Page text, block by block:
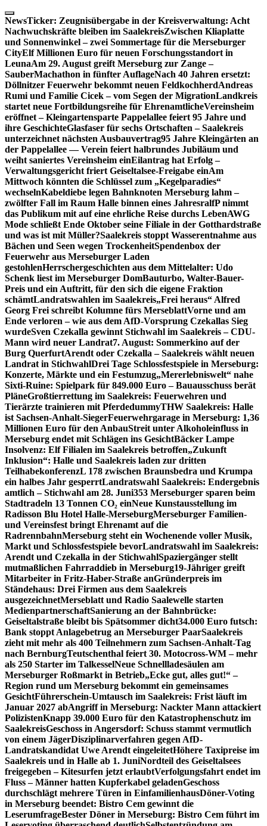
Skip
to
content
NewsTicker: Zeugnisübergabe in der Kreisverwaltung: Acht
Nachwuchskräfte bleiben im SaalekreisZwischen Kliaplatte
und Sonnenwinkel – zwei Sommertage für die Merseburger
CityElf Millionen Euro für neuen Forschungsstandort in
LeunaAm 29. August greift Merseburg zur Zange –
SauberMachathon in fünfter AuflageNach 40 Jahren ersetzt:
Döllnitzer Feuerwehr bekommt neuen FeldkochherdAndreas
Rumi und Familie Cicek – vom Segen der MigrationLandkreis
startet neue Fortbildungsreihe für EhrenamtlicheVereinsheim
eröffnet – Kleingartensparte Pappelallee feiert 95 Jahre und
ihre GeschichteGlasfaser für sechs Ortschaften – Saalekreis
unterzeichnet nächsten Ausbauvertrag95 Jahre Kleingärten an
der Pappelallee — Verein feiert halbrundes Jubiläum und
weiht saniertes Vereinsheim einEilantrag hat Erfolg –
Verwaltungsgericht friert Geiseltalsee-Freigabe einAm
Mittwoch könnten die Schlüssel zum „Kegelparadies“
wechselnKabeldiebe legen Bahnknoten Merseburg lahm –
zwölfter Fall im Raum Halle binnen eines JahresralfP nimmt
das Publikum mit auf eine ehrliche Reise durchs LebenAWG
Mode schließt Ende Oktober seine Filiale in der Gotthardstraße
und was ist mit Müller?Saalekreis stoppt Wasserentnahme aus
Bächen und Seen wegen TrockenheitSpendenbox der
Feuerwehr aus Merseburger Laden
gestohlenHerrschergeschichten aus dem Mittelalter: Udo
Schenk liest im Merseburger DomBauturbo, Walter-Bauer-
Preis und ein Auftritt, für den sich die eigene Fraktion
schämtLandratswahlen im Saalekreis„Frei heraus“ Alfred
Georg Frei schreibt Kolumne fürs MerseblattVorne und am
Ende verloren – wie aus dem AfD-Vorsprung Czekallas Sieg
wurdeSven Czekalla gewinnt Stichwahl im Saalekreis – CDU-
Mann wird neuer Landrat7. August: Sommerkino auf der
Burg QuerfurtArendt oder Czekalla – Saalekreis wählt neuen
Landrat in StichwahlDrei Tage Schlossfestspiele in Merseburg:
Konzerte, Märkte und ein Festumzug„Mererlebniswelt“ nahe
Sixti-Ruine: Spielpark für 849.000 Euro – Bauausschuss berät
PläneGroßtierrettung im Saalekreis: Feuerwehren und
Tierärzte trainieren mit PferdedummyTHW Saalekreis: Halle
ist Sachsen-Anhalt-SiegerFeuerwehrgarage in Merseburg: 1,36
Millionen Euro für den AnbauStreit unter Alkoholeinfluss in
Merseburg endet mit Schlägen ins GesichtBäcker Lampe
Insolvenz: Elf Filialen im Saalekreis betroffen„Zukunft
Inklusion“: Halle und Saalekreis laden zur dritten
TeilhabekonferenzL 178 zwischen Braunsbedra und Krumpa
ein halbes Jahr gesperrtLandratswahl Saalekreis: Endergebnis
amtlich – Stichwahl am 28. Juni353 Merseburger sparen beim
Stadtradeln 13 Tonnen CO₂ einNeue Kunstausstellung im
Radisson Blu Hotel Halle-MerseburgMerseburger Familien-
und Vereinsfest bringt Ehrenamt auf die
RadrennbahnMerseburg steht ein Wochenende voller Musik,
Markt und Schlossfestspiele bevorLandratswahl im Saalekreis:
Arendt und Czekalla in der StichwahlSpaziergänger stellt
mutmaßlichen Fahrraddieb in Merseburg19-Jähriger greift
Mitarbeiter in Fritz-Haber-Straße anGründerpreis im
Ständehaus: Drei Firmen aus dem Saalekreis
ausgezeichnetMerseblatt und Radio Saalewelle starten
MedienpartnerschaftSanierung an der Bahnbrücke:
Geiseltalstraße bleibt bis Spätsommer dicht34.000 Euro futsch:
Bank stoppt Anlagebetrug an Merseburger PaarSaalekreis
zieht mit mehr als 400 Teilnehmern zum Sachsen-Anhalt-Tag
nach BernburgTeutschenthal feiert 30. Motocross-WM – mehr
als 250 Starter im TalkesselNeue Schnellladesäulen am
Merseburger Roßmarkt in Betrieb„Ecke gut, alles gut!“ –
Region rund um Merseburg bekommt ein gemeinsames
GesichtFührerschein-Umtausch im Saalekreis: Frist läuft im
Januar 2027 abAngriff in Merseburg: Nackter Mann attackiert
PolizistenKnapp 39.000 Euro für den Katastrophenschutz im
SaalekreisGeschoss in Angersdorf: Schuss stammt vermutlich
von einem JägerDisziplinarverfahren gegen AfD-
Landratskandidat Uwe Arendt eingeleitetHöhere Taxipreise im
Saalekreis und in Halle ab 1. JuniNordteil des Geiseltalsees
freigegeben – Kitesurfen jetzt erlaubtVerfolgungsfahrt endet im
Fluss – Männer hatten Kupferkabel geladenGeschoss
durchschlägt mehrere Türen in EinfamilienhausDöner-Voting
in Merseburg beendet: Bistro Cem gewinnt die
LeserumfrageBester Döner in Merseburg: Bistro Cem führt im